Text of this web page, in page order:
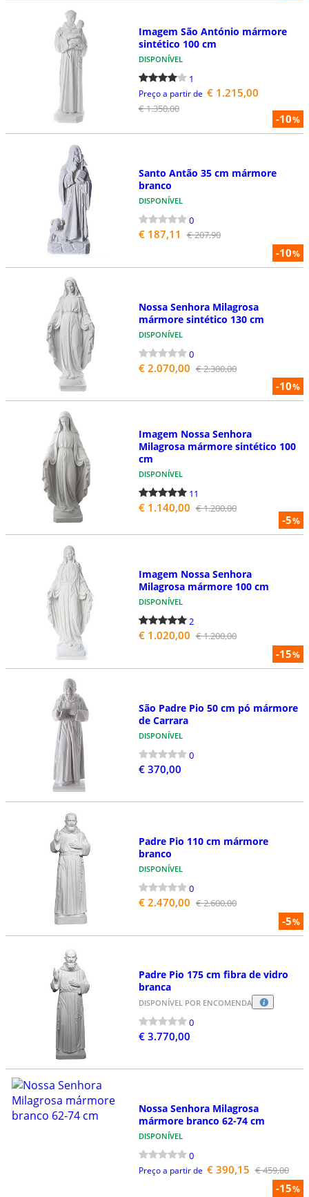
-10%
Imagem São António mármore
sintético 100 cm
DISPONÍVEL
1
Preço a partir de € 1.215,00
€ 1.350,00
-10%
Santo Antão 35 cm mármore
branco
DISPONÍVEL
0
€ 187,11 € 207,90
-10%
Nossa Senhora Milagrosa
mármore sintético 130 cm
DISPONÍVEL
0
€ 2.070,00 € 2.300,00
-5%
Imagem Nossa Senhora
Milagrosa mármore sintético 100
cm
DISPONÍVEL
11
€ 1.140,00 € 1.200,00
-15%
Imagem Nossa Senhora
Milagrosa mármore 100 cm
DISPONÍVEL
2
€ 1.020,00 € 1.200,00
São Padre Pio 50 cm pó mármore
de Carrara
DISPONÍVEL
0
€ 370,00
-5%
Padre Pio 110 cm mármore
branco
DISPONÍVEL
0
€ 2.470,00 € 2.600,00
Padre Pio 175 cm fibra de vidro
branca
DISPONÍVEL POR ENCOMENDA
0
€ 3.770,00
-15%
Nossa Senhora Milagrosa
mármore branco 62-74 cm
DISPONÍVEL
0
Preço a partir de € 390,15 € 459,00